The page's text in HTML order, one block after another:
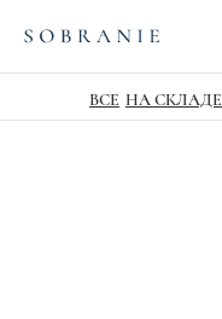
ВСЕ НА СКЛАДЕ